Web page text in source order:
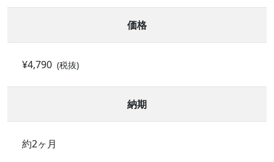
価格
¥4,790 (税抜)
納期
約2ヶ月